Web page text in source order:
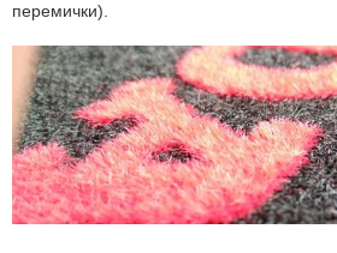
перемички).